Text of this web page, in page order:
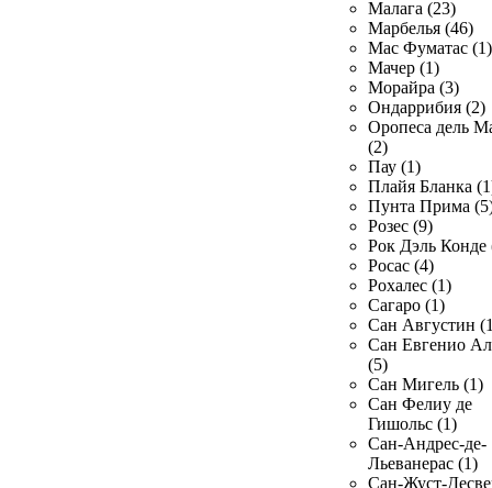
Малага (23)
Марбелья (46)
Мас Фуматас (1)
Мачер (1)
Морайра (3)
Ондаррибия (2)
Оропеса дель
(2)
Пау (1)
Плайя Бланка
Пунта Прима
Розес (9)
Рок Дэль Конде
Росас (4)
Рохалес (1)
Сагаро (1)
Сан Августин
Сан Евгенио
(5)
Сан Мигель (1)
Сан Фелиу де
Гишольс (1)
Сан-Андрес-де-
Льеванерас (1)
Сан-Жуст-